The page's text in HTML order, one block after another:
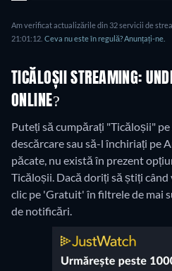
Am verificat actualizările din 32 servicii de
21:01:12. Ceva nu este în regulă? Anunțați-ne.
TICĂLOȘII STREAMING:
ONLINE?
Puteți să cumpărați "Ticăloșii"
descărcare sau să-l închiriați pe
păcate, nu există în prezent
Ticăloșii. Dacă doriți să știți
clic pe 'Gratuit' în filtrele de mai
de notificări.